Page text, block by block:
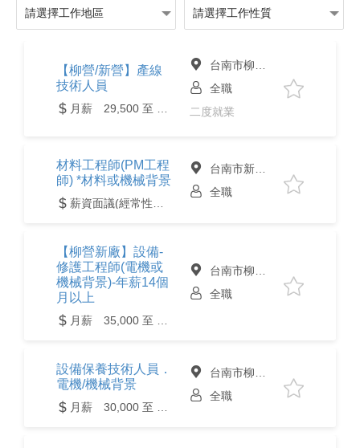
【柳營/新營】產線
技術人員
台南市柳營區
全職
二度就業
材料工程師(PM工程
師) *材料或機械背景
台南市新營區
全職
【柳營新廠】設備-
修護工程師(電機或
機械背景)-年薪14個
月以上
台南市柳營區
全職
設備保養技術人員．
電機/機械背景
台南市柳營區
全職